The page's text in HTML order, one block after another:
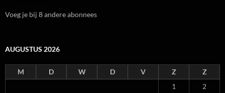
Voeg je bij 8 andere abonnees
AUGUSTUS 2026
M D W D V Z
Z
1
2